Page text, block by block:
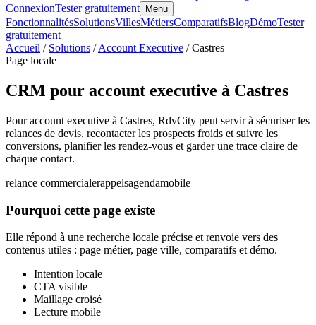
ConnexionTester gratuitement Menu
FonctionnalitésSolutionsVillesMétiersComparatifsBlogDémoTester
gratuitement
Accueil / Solutions /Account Executive / Castres
Page locale
CRM pour account executive à Castres
Pour account executive à Castres, RdvCity peut servir à sécuriser les
relances de devis, recontacter les prospects froids et suivre les
conversions, planifier les rendez-vous et garder une trace claire de
chaque contact.
relance commercialerappelsagendamobile
Pourquoi cette page existe
Elle répond à une recherche locale précise et renvoie vers des
contenus utiles : page métier, page ville, comparatifs et démo.
Intention locale
CTA visible
Maillage croisé
Lecture mobile